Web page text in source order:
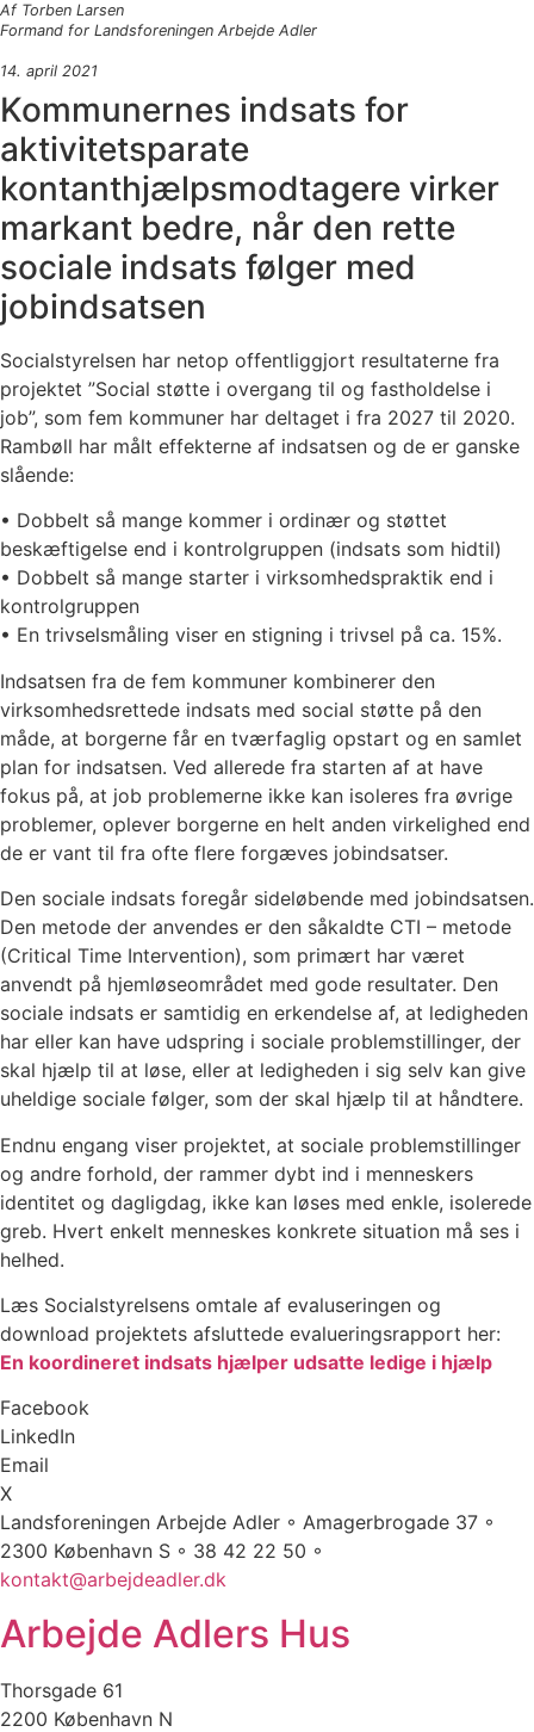
Af Torben Larsen
Formand for Landsforeningen Arbejde Adler
14. april 2021
Kommunernes indsats for
aktivitetsparate
kontanthjælpsmodtagere virker
markant bedre, når den rette
sociale indsats følger med
jobindsatsen
Socialstyrelsen har netop offentliggjort resultaterne fra
projektet ”Social støtte i overgang til og fastholdelse i
job”, som fem kommuner har deltaget i fra 2027 til 2020.
Rambøll har målt effekterne af indsatsen og de er ganske
slående:
• Dobbelt så mange kommer i ordinær og støttet
beskæftigelse end i kontrolgruppen (indsats som hidtil)
• Dobbelt så mange starter i virksomhedspraktik end i
kontrolgruppen
• En trivselsmåling viser en stigning i trivsel på ca. 15%.
Indsatsen fra de fem kommuner kombinerer den
virksomhedsrettede indsats med social støtte på den
måde, at borgerne får en tværfaglig opstart og en samlet
plan for indsatsen. Ved allerede fra starten af at have
fokus på, at job problemerne ikke kan isoleres fra øvrige
problemer, oplever borgerne en helt anden virkelighed end
de er vant til fra ofte flere forgæves jobindsatser.
Den sociale indsats foregår sideløbende med jobindsatsen.
Den metode der anvendes er den såkaldte CTI – metode
(Critical Time Intervention), som primært har været
anvendt på hjemløseområdet med gode resultater. Den
sociale indsats er samtidig en erkendelse af, at ledigheden
har eller kan have udspring i sociale problemstillinger, der
skal hjælp til at løse, eller at ledigheden i sig selv kan give
uheldige sociale følger, som der skal hjælp til at håndtere.
Endnu engang viser projektet, at sociale problemstillinger
og andre forhold, der rammer dybt ind i menneskers
identitet og dagligdag, ikke kan løses med enkle, isolerede
greb. Hvert enkelt menneskes konkrete situation må ses i
helhed.
Læs Socialstyrelsens omtale af evaluseringen og
download projektets afsluttede evalueringsrapport her:
En koordineret indsats hjælper udsatte ledige i hjælp
Facebook
LinkedIn
Email
X
Landsforeningen Arbejde Adler ◦ Amagerbrogade 37 ◦
2300 København S ◦ 38 42 22 50 ◦
kontakt@arbejdeadler.dk
Arbejde Adlers Hus
Thorsgade 61
2200 København N